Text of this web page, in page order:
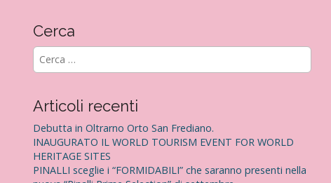
Cerca
R
r
c
a
p
e
Articoli recenti
Debutta in Oltrarno Orto San Frediano.
INAUGURATO IL WORLD TOURISM EVENT FOR WORLD
HERITAGE SITES
PINALLI sceglie i “FORMIDABILI” che saranno presenti nella